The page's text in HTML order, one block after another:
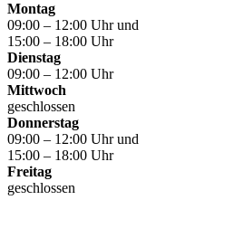
Montag
09:00 – 12:00 Uhr und
15:00 – 18:00 Uhr
Dienstag
09:00 – 12:00 Uhr
Mittwoch
geschlossen
Donnerstag
09:00 – 12:00 Uhr und
15:00 – 18:00 Uhr
Freitag
geschlossen